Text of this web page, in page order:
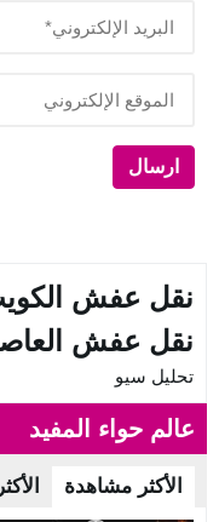
نقل عفش
نقل عفش
تحليل سيو
عالم حواء المفيد
الأكثر مشاهدة